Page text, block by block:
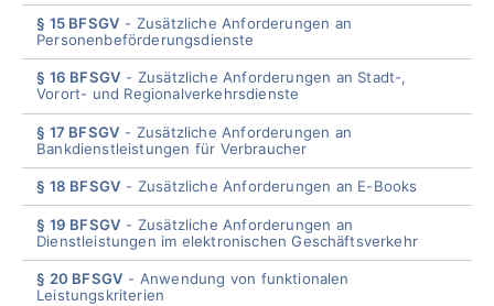
§ 15 BFSGV
Zusätzliche Anforderungen an
Personenbeförderungsdienste
§ 16 BFSGV
Zusätzliche Anforderungen an Stadt-,
Vorort- und Regionalverkehrsdienste
§ 17 BFSGV
Zusätzliche Anforderungen an
Bankdienstleistungen für Verbraucher
§ 18 BFSGV Zusätzliche Anforderungen an E-Books
§ 19 BFSGV
Zusätzliche Anforderungen an
Dienstleistungen im elektronischen Geschäftsverkehr
§ 20 BFSGV
Anwendung von funktionalen
Leistungskriterien